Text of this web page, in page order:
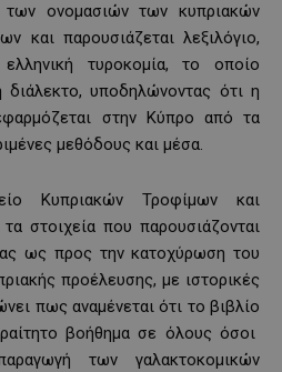
των ονομασιών των κυπριακών
και παρουσιάζεται λεξιλόγιο,
τυροκομία, το οποίο
διάλεκτο, υποδηλώνοντας ότι η
στην Κύπρο από τα
μεθόδους και μέσα.
Κυπριακών Τροφίμων και
στοιχεία που παρουσιάζονται
ως προς την κατοχύρωση του
προέλευσης, με ιστορικές
πως αναμένεται ότι το βιβλίο
βοήθημα σε όλους όσοι
των γαλακτοκομικών